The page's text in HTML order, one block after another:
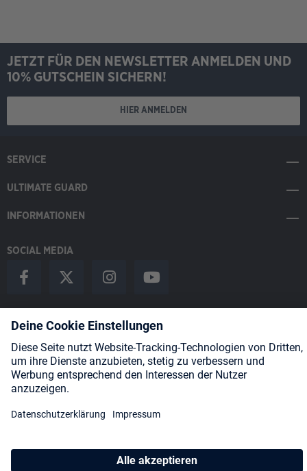
JETZT FÜR DEN NEWSLETTER ANMELDEN UND
10% GUTSCHEIN SICHERN!
HIER ANMELDEN
SERVICE
ULTIMATE GUARD
INFORMATIONEN
SOCIAL MEDIA
Payment Methods
Shipping